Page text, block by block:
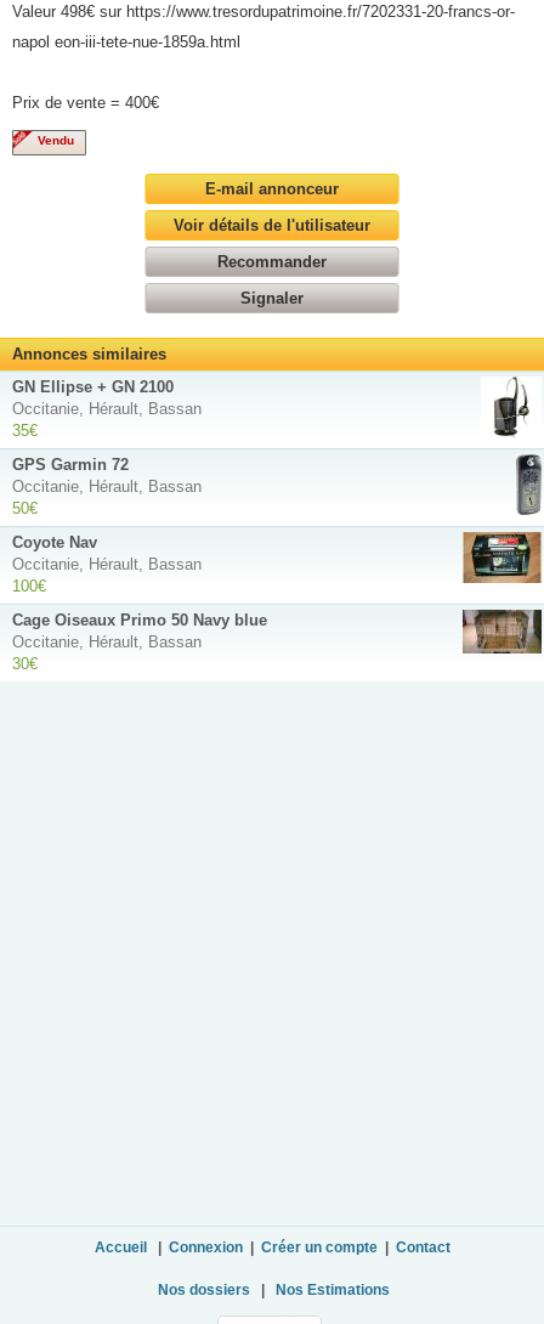
Valeur 498€ sur https://www.tresordupatrimoine.fr/7202331-20-francs-or-
napol eon-iii-tete-nue-1859a.html
Prix de vente = 400€
Vendu
E-mail annonceur
Voir détails de l'utilisateur
Recommander
Signaler
Annonces similaires
GN Ellipse + GN 2100
Occitanie, Hérault, Bassan
35€
GPS Garmin 72
Occitanie, Hérault, Bassan
50€
Coyote Nav
Occitanie, Hérault, Bassan
100€
Cage Oiseaux Primo 50 Navy blue
Occitanie, Hérault, Bassan
30€
Accueil Connexion| Créer un compte| Contact
Nos dossiers Nos Estimations